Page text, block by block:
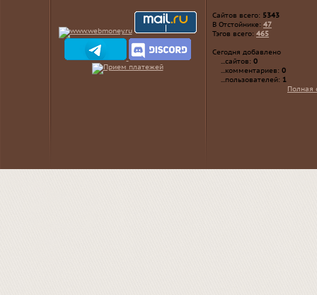
Сайтов всего: 5343
В Отстойнике: 47
Тэгов всего: 465
Сегодня добавлено
...сайтов: 0
...комментариев: 0
...пользователей: 1
Полная